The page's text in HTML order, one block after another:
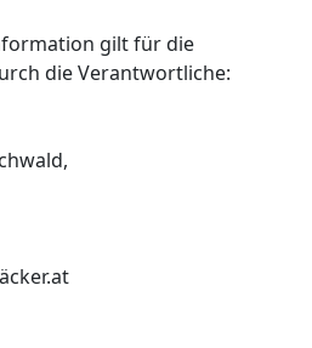
gilt für die
die Verantwortliche: